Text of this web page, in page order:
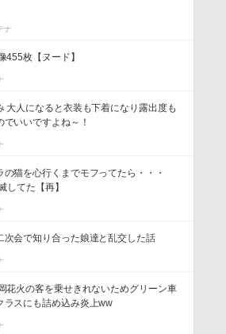
ナ
455枚【ヌード】
大人になると衣装も下着になり露出度も
でいいですよね～！
の猫を心行くまでモフってたら・・・
してた【再】
次会で知り合った娘達と乱交した話
花火の客を乗せきれないためグリーン車
ラスにも詰め込み炎上ww